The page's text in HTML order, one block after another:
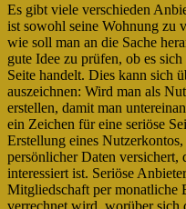
Es gibt viele verschieden
ist sowohl seine Wohnung zu
wie soll man an die Sache
gute Idee zu prüfen, ob es
Seite handelt. Dies kann sich
auszeichnen: Wird man als
erstellen, damit man
ein Zeichen für eine seriöse
Erstellung eines
persönlicher Daten versichert,
interessiert ist. Seriöse
Mitgliedschaft per monatliche
verrechnet wird, worüber